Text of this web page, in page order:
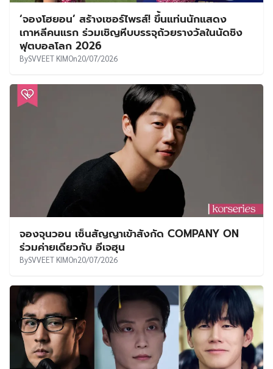
‘จองโฮยอน’ สร้างเซอร์ไพรส์! ขึ้นแท่นนักแสดง
เกาหลีคนแรก ร่วมเชิญหีบบรรจุถ้วยรางวัลในนัดชิง
ฟุตบอลโลก 2026
BySVVEET KIMOn20/07/2026
จองจุนวอน เซ็นสัญญาเข้าสังกัด COMPANY ON
ร่วมค่ายเดียวกับ อีเจฮุน
BySVVEET KIMOn20/07/2026